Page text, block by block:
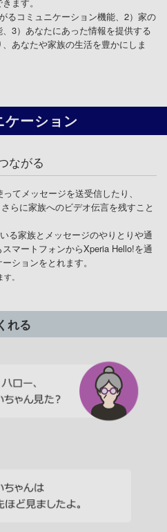
るコミュニケーション機能、2）家の
3）あなたにあった情報を提供する
あなたや家族の生活を豊かにしま
ケーション
ながる
てメッセージを送受信したり、
らに家族へのビデオ伝言を残すこと
る家族とメッセージのやりとりや通
マートフォンからXperia Hello!を通
ションをとれます。
。
れる